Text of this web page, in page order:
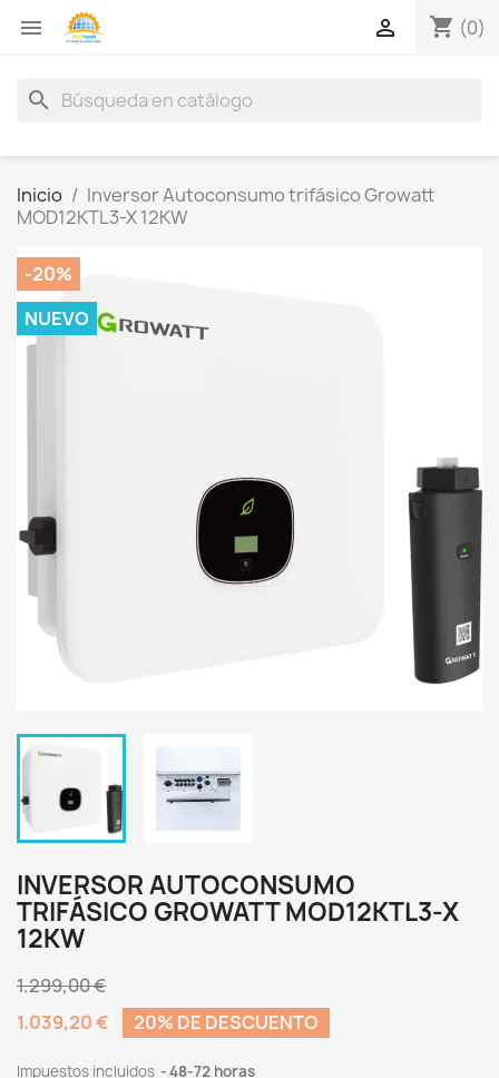
 shopping_cart (0)

search
Inicio
Inversor Autoconsumo trifásico Growatt
MOD12KTL3-X 12KW
-20%
NUEVO
INVERSOR AUTOCONSUMO
TRIFÁSICO GROWATT MOD12KTL3-X
12KW
1.299,00 €
1.039,20 €
20% DE DESCUENTO
Impuestos incluidos 48-72 horas